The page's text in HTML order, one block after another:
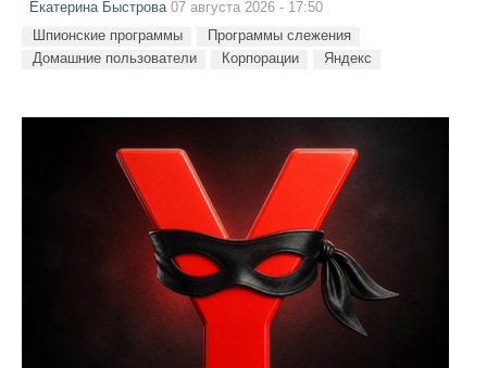
Екатерина Быстрова 07 августа 2026 - 17:50
Шпионские программы
Программы слежения
Домашние пользователи
Корпорации Яндекс